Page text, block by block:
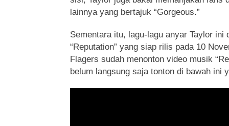
lainnya yang bertajuk “Gorgeous.”
Sementara itu, lagu-lagu anyar Taylor ini
“Reputation” yang siap rilis pada 10
Flagers sudah menonton video musik
belum langsung saja tonton di bawah ini